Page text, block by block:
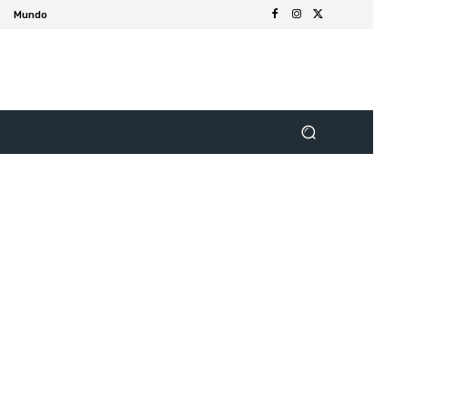
Mundo